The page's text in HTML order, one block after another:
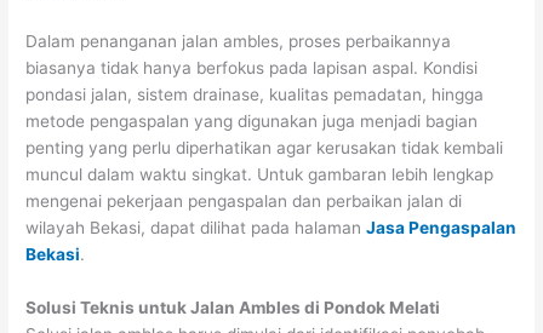
Dalam penanganan jalan ambles, proses perbaikannya
biasanya tidak hanya berfokus pada lapisan aspal. Kondisi
pondasi jalan, sistem drainase, kualitas pemadatan, hingga
metode pengaspalan yang digunakan juga menjadi bagian
penting yang perlu diperhatikan agar kerusakan tidak kembali
muncul dalam waktu singkat. Untuk gambaran lebih lengkap
mengenai pekerjaan pengaspalan dan perbaikan jalan di
wilayah Bekasi, dapat dilihat pada halamanJasa Pengaspalan
Bekasi.
Solusi Teknis untuk Jalan Ambles di Pondok Melati